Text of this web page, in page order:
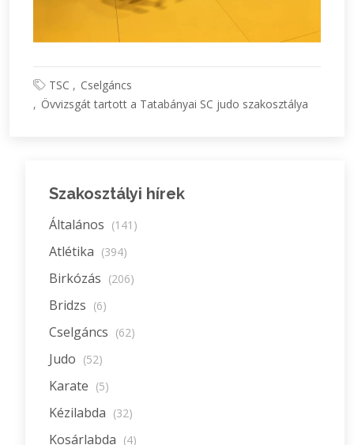
TSC
Cselgáncs
Övvizsgát tartott a Tatabányai SC judo szakosztálya
Szakosztályi hírek
Általános (141)
Atlétika (394)
Birkózás (206)
Bridzs (6)
Cselgáncs (62)
Judo (52)
Karate (5)
Kézilabda (32)
Kosárlabda (4)